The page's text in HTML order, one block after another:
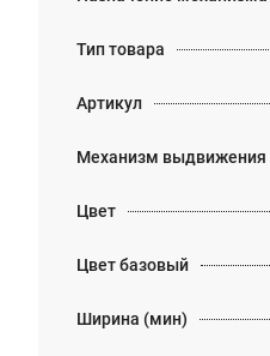
Тип товара
Артикул
Механизм выдвижения
Цвет
Цвет базовый
Ширина (мин)